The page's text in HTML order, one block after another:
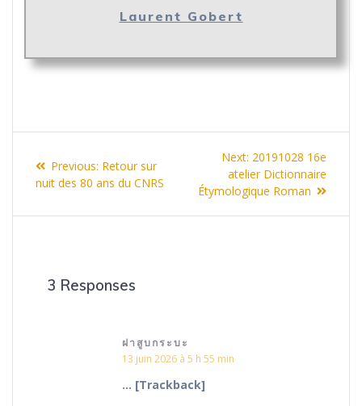
Laurent Gobert
de
l’article
Previous: Previous
post:
Retour sur
nuit des 80 ans du CNRS
Next: Next
post:
20191028 16e
atelier Dictionnaire
Étymologique Roman
3 Responses
ฝาสูบกระบะ
13 juin 2026 à 5 h 55 min
… [Trackback]